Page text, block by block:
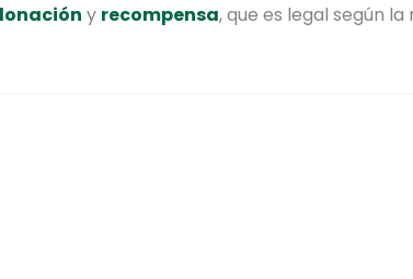
y recompensa, que es legal según